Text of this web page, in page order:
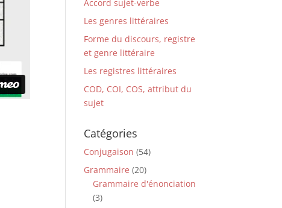
Accord sujet-verbe
Les genres littéraires
Forme du discours, registre
et genre littéraire
Les registres littéraires
COD, COI, COS, attribut du
sujet
Catégories
Conjugaison (54)
Grammaire (20)
Grammaire d'énonciation
(3)